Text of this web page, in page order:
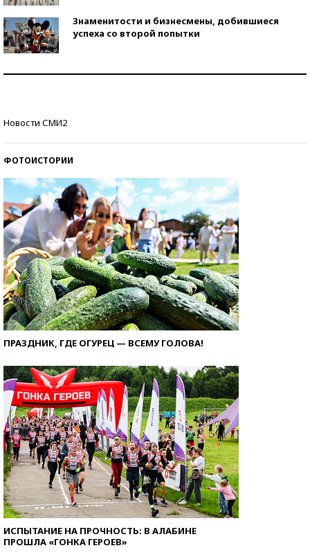
Знаменитости и бизнесмены, добившиеся
успеха со второй попытки
Новости СМИ2
ФОТОИСТОРИИ
ПРАЗДНИК, ГДЕ ОГУРЕЦ — ВСЕМУ ГОЛОВА!
ИСПЫТАНИЕ НА ПРОЧНОСТЬ: В АЛАБИНЕ
ПРОШЛА «ГОНКА ГЕРОЕВ»